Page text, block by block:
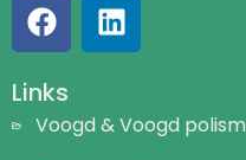
Links
Voogd & Voogd